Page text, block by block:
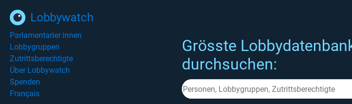
Lobbywatch
Parlamentarier:innen
Lobbygruppen
Zutrittsberechtigte
Über Lobbywatch
Spenden
Français
Grösste
durchsuchen: